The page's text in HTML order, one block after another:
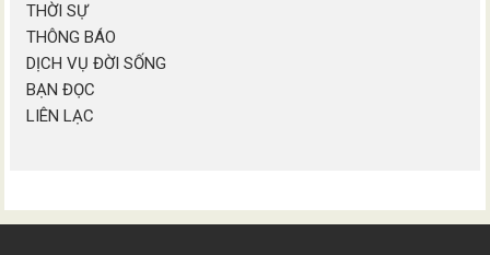
THỜI SỰ
THÔNG BÁO
DỊCH VỤ ĐỜI SỐNG
BẠN ĐỌC
LIÊN LẠC